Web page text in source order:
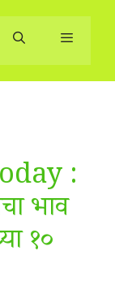
:
भाव
१०